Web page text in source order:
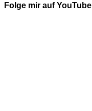
Folge mir auf YouTube